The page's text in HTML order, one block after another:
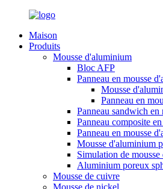
Maison
Produits
Mousse d'aluminium
Bloc AFP
Panneau en mousse
Mousse
Panneau en
Panneau sandwich
Panneau composite
Panneau en mousse
Mousse d'aluminium
Simulation de
Aluminium poreux
Mousse de cuivre
Mousse de nickel